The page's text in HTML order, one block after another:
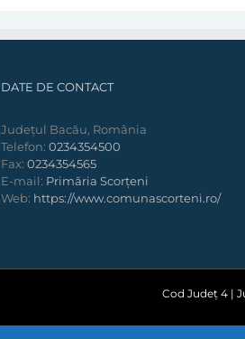
DATE DE CONTACT
Județul Bacău, România
Telefon: 0234354500
Fax: 0234354565
E-mail: Primăria Scorțeni
Web: https://www.comunascorteni.ro/
Cod Județ 4 |